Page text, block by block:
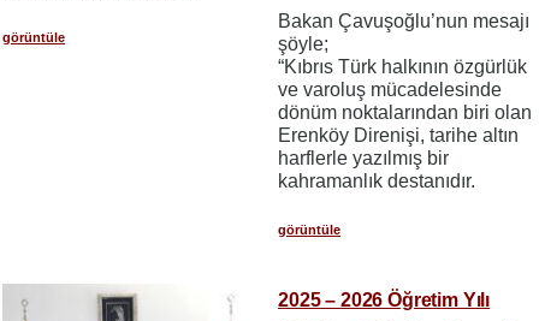
görüntüle
Bakan Çavuşoğlu’nun mesajı
şöyle;
“Kıbrıs Türk halkının özgürlük
ve varoluş mücadelesinde
dönüm noktalarından biri olan
Erenköy Direnişi, tarihe altın
harflerle yazılmış bir
kahramanlık destanıdır.
görüntüle
2025 – 2026 Öğretim Yılı